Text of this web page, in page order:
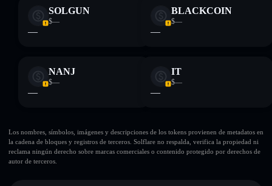
SOLGUN
$—
—
BLACKCOIN
$—
—
NANJ
$—
—
IT
$—
—
Los nombres, símbolos, imágenes y descripciones de los tokens provienen de metadatos en
la cadena de bloques y registros de terceros. Solflare no respalda, verifica la propiedad ni
reclama ningún derecho sobre marcas comerciales o contenido protegido por derechos de
autor de terceros.